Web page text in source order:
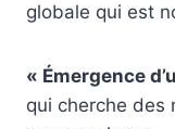
globale qui est
« Émergence
qui cherche des